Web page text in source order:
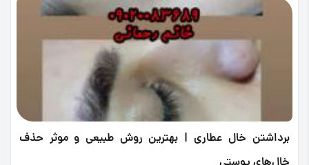
برداشتن خال عطاری | بهترین روش طبیعی و موثر حذف